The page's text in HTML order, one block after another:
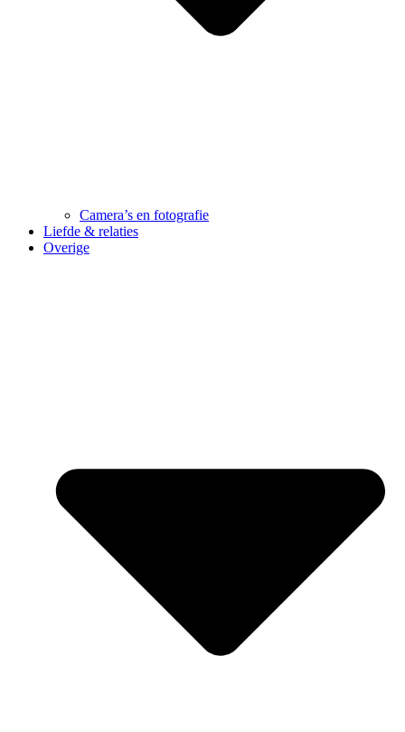
Camera’s en fotografie
Liefde & relaties
Overige